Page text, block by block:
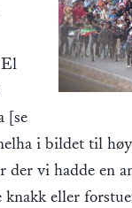
[se
i bildet til
vi hadde en
knakk eller